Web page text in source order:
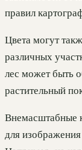
правил
Цвета могут
различных
лес может быть
растительный
Внемасштабные
для